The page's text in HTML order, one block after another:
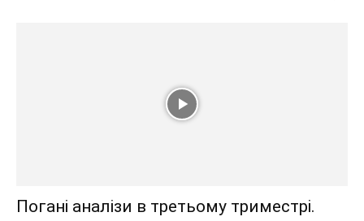
Погані аналізи в третьому триместрі.